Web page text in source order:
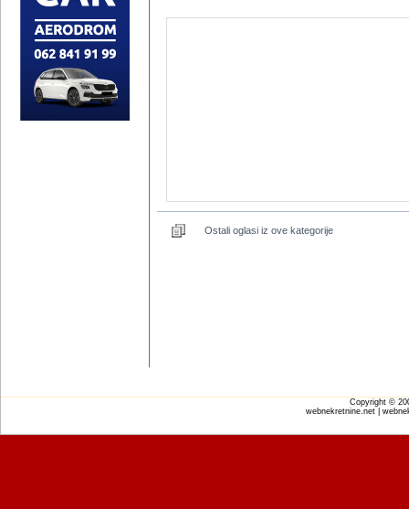
Ostali oglasi iz ove kategorije
Copyright ©
webnekretnine.net |